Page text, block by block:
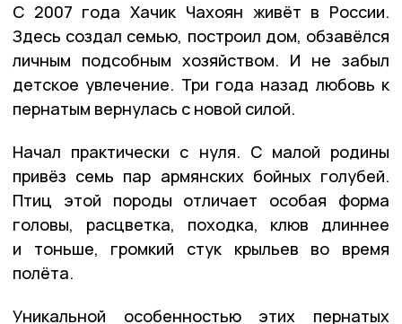
С 2007 года Хачик Чахоян живёт в России.
Здесь создал семью, построил дом, обзавёлся
личным подсобным хозяйством. И не забыл
детское увлечение. Три года назад любовь к
пернатым вернулась с новой силой.
Начал практически с нуля. С малой родины
привёз семь пар армянских бойных голубей.
Птиц этой породы отличает особая форма
головы, расцветка, походка, клюв длиннее
и тоньше, громкий стук крыльев во время
полёта.
Уникальной особенностью этих пернатых